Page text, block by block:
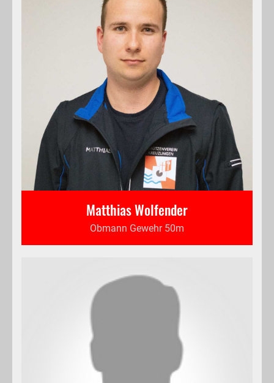
Matthias Wolfender
Obmann Gewehr 50m